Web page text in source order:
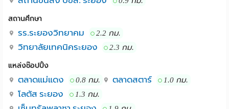
= 11,580บาท
เฟอร์นิเจอร์:
• เตียง 6 ฟุต + ผ้ารองกันเปื้อน
• ตู้เสื้อผ้าบิวท์อิน
• โต๊ะทานอาหาร + เก้าอี้ 2 ตัว
สถานศึกษา
รร.ระยองวิทยาคม 2.2 กม.
วิทยาลัยเทคนิคระยอง 2.3 กม.
แหล่งช๊อปปิ้ง
ตลาดแม่แดง 0.8 กม. ตลาดสตาร์ 1.0 กม.
โลตัส ระยอง 1.3 กม.